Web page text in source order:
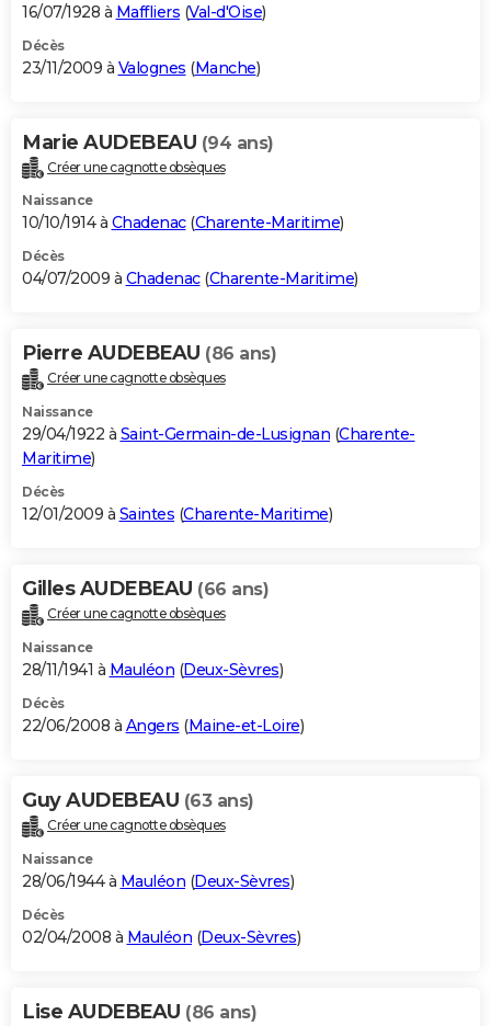
16/07/1928 à Maffliers (Val-d'Oise)
Décès
23/11/2009 à Valognes (Manche)
Marie AUDEBEAU (94 ans)
Créer une cagnotte obsèques
Naissance
10/10/1914 à Chadenac(Charente-Maritime)
Décès
04/07/2009 à Chadenac(Charente-Maritime)
Pierre AUDEBEAU (86 ans)
Créer une cagnotte obsèques
Naissance
29/04/1922 à Saint-Germain-de-Lusignan (Charente-
Maritime)
Décès
12/01/2009 à Saintes (Charente-Maritime)
Gilles AUDEBEAU (66 ans)
Créer une cagnotte obsèques
Naissance
28/11/1941 à Mauléon (Deux-Sèvres)
Décès
22/06/2008 à Angers (Maine-et-Loire)
Guy AUDEBEAU (63 ans)
Créer une cagnotte obsèques
Naissance
28/06/1944 à Mauléon (Deux-Sèvres)
Décès
02/04/2008 à Mauléon (Deux-Sèvres)
Lise AUDEBEAU (86 ans)